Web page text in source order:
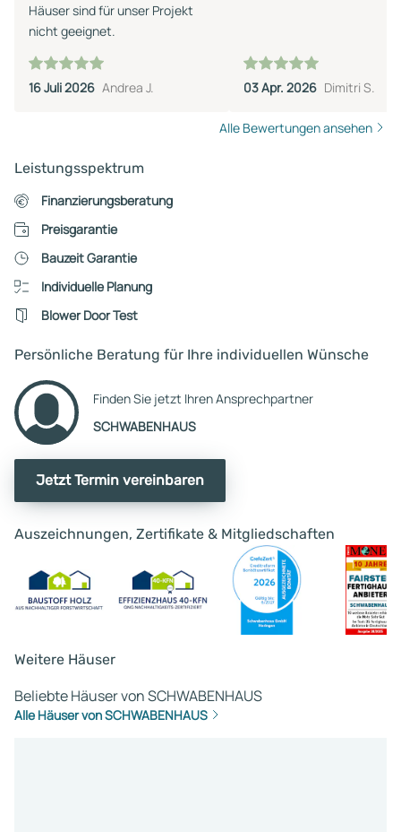
Häuser sind für unser Projekt
nicht geeignet.
16 Juli 2026 Andrea J. 03 Apr. 2026 Dimitri S.
Alle Bewertungen ansehen
Leistungsspektrum
Finanzierungsberatung
Preisgarantie
Bauzeit Garantie
Individuelle Planung
Blower Door Test
Persönliche Beratung für Ihre individuellen Wünsche
Finden Sie jetzt Ihren Ansprechpartner
SCHWABENHAUS
Jetzt Termin vereinbaren
Auszeichnungen, Zertifikate & Mitgliedschaften
Weitere Häuser
Beliebte Häuser von SCHWABENHAUS
Alle Häuser von SCHWABENHAUS